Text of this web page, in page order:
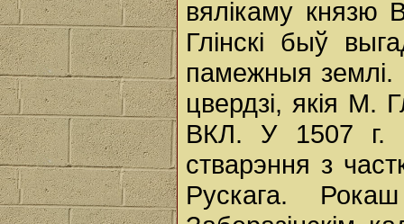
вялікаму князю
Глінскі быў
памежныя землі.
цвердзі, якія М.
ВКЛ. У 1507 г.
стварэння з
Рускага.